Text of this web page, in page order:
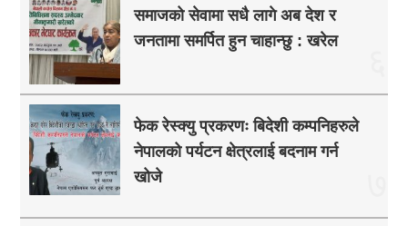
समाजको सेवामा सधै लागे अब देश र
जनतामा समर्पित हुन चाहान्छु : खरेल
फेक रेस्क्यु प्रकरणः बिदेशी कम्पनिहरुले
नेपालको पर्यटन क्षेत्रलाई बदनाम गर्न
खोजे